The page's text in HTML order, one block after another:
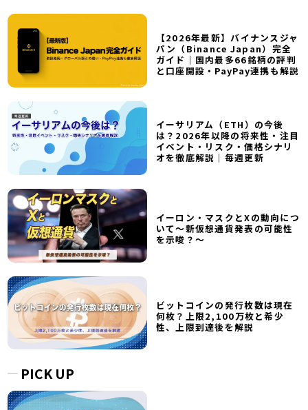
【2026年最新】バイナンスジャ
パン（Binance Japan）完全
ガイド｜国内最多66銘柄の評判
と口座開設・PayPay連携も解説
イーサリアム（ETH）の今後
は？2026年以降の将来性・注目
イベント・リスク・価格シナリ
オを徹底解説｜毎週更新
イーロン・マスクとXの動向につ
いて～新仮想通貨発表の可能性
を示唆？～
ビットコインの発行枚数は現在
何枚？上限2,100万枚と希少
性、上限到達後を解説
PICK UP